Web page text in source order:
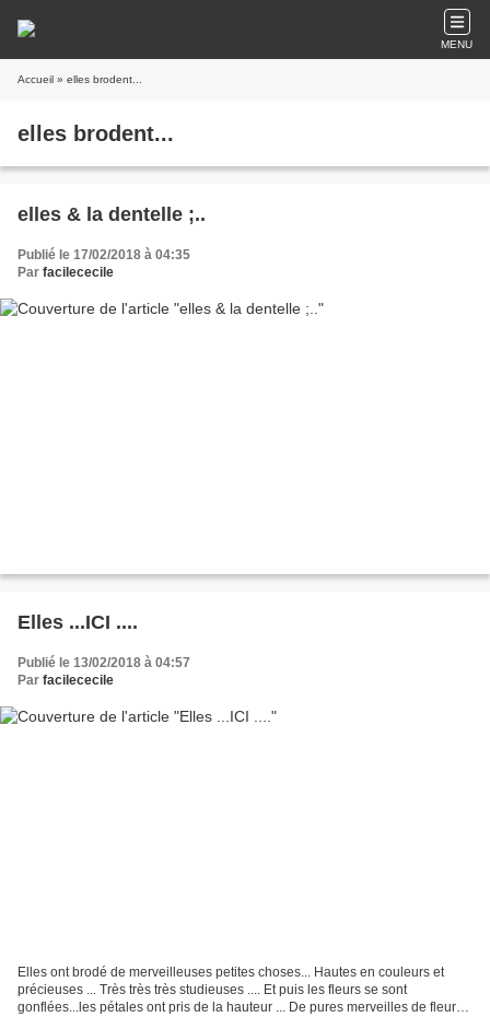
MENU
Accueil » elles brodent...
elles brodent...
elles & la dentelle ;..
Publié le 17/02/2018 à 04:35
Par facilececile
Elles ...ICI ....
Publié le 13/02/2018 à 04:57
Par facilececile
Elles ont brodé de merveilleuses petites choses... Hautes en couleurs et
précieuses ... Très très très studieuses .... Et puis les fleurs se sont
gonflées...les pétales ont pris de la hauteur ... De pures merveilles de fleurs